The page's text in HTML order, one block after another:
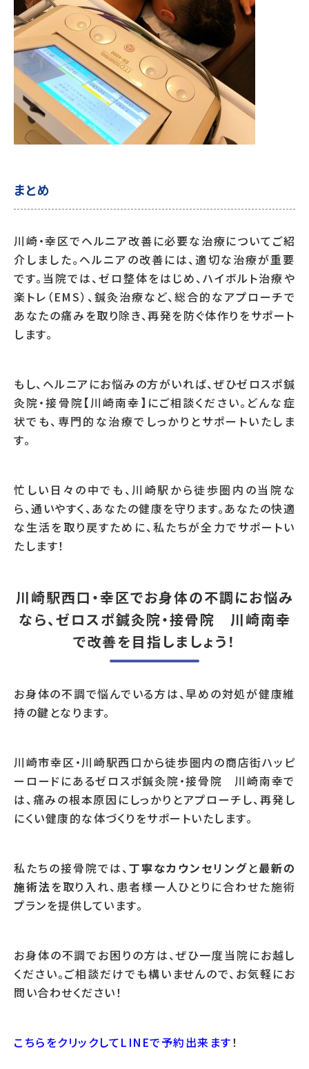
まとめ
川崎・幸区でヘルニア改善に必要な治療についてご紹
介しました。ヘルニアの改善には、適切な治療が重要
です。当院では、ゼロ整体をはじめ、ハイボルト治療や
楽トレ（EMS）、鍼灸治療など、総合的なアプローチで
あなたの痛みを取り除き、再発を防ぐ体作りをサポート
します。
もし、ヘルニアにお悩みの方がいれば、ぜひゼロスポ鍼
灸院・接骨院【川崎南幸】にご相談ください。どんな症
状でも、専門的な治療でしっかりとサポートいたしま
す。
忙しい日々の中でも、川崎駅から徒歩圏内の当院な
ら、通いやすく、あなたの健康を守ります。あなたの快適
な生活を取り戻すために、私たちが全力でサポートい
たします！
川崎駅西口・幸区でお身体の不調にお悩み
なら、ゼロスポ鍼灸院・接骨院 川崎南幸
で改善を目指しましょう！
お身体の不調で悩んでいる方は、早めの対処が健康維
持の鍵となります。
川崎市幸区・川崎駅西口から徒歩圏内の商店街ハッピ
ーロードにあるゼロスポ鍼灸院・接骨院 川崎南幸で
は、痛みの根本原因にしっかりとアプローチし、再発し
にくい健康的な体づくりをサポートいたします。
私たちの接骨院では、丁寧なカウンセリングと最新の
施術法を取り入れ、患者様一人ひとりに合わせた施術
プランを提供しています。
お身体の不調でお困りの方は、ぜひ一度当院にお越し
ください。ご相談だけでも構いませんので、お気軽にお
問い合わせください！
こちらをクリックしてLINEで予約出来ます！